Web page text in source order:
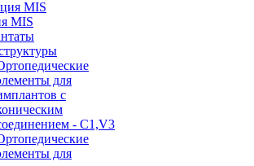
MIS
для
с
- C1,V3
для